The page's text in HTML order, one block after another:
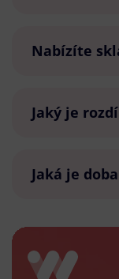
Nabízíte
Jaký je
Jaká je